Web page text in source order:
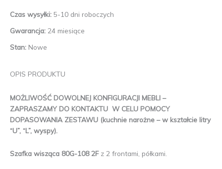
Czas wysyłki: 5-10 dni roboczych
Gwarancja: 24 miesiące
Stan: Nowe
OPIS PRODUKTU
MOŻLIWOŚĆ DOWOLNEJ KONFIGURACJI MEBLI –
ZAPRASZAMY DO KONTAKTU W CELU POMOCY
DOPASOWANIA ZESTAWU (kuchnie narożne – w kształcie litry
“U”, “L”, wyspy).
Szafka wisząca 80G-108 2F z 2 frontami, półkami.